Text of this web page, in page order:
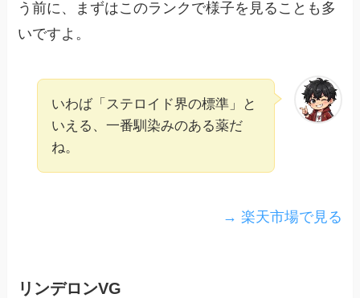
う前に、まずはこのランクで様子を見ることも多
いですよ。
いわば「ステロイド界の標準」と
いえる、一番馴染みのある薬だ
ね。
→ 楽天市場で見る
リンデロンVG